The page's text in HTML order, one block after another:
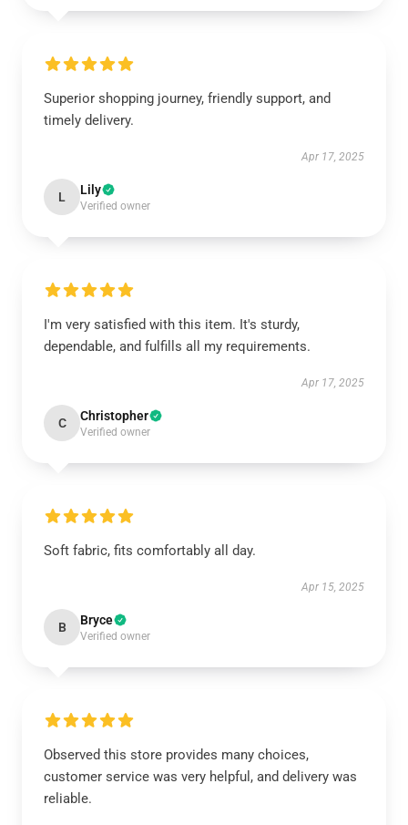
Superior shopping journey, friendly support, and
timely delivery.
Apr 17, 2025
L Lily
Verified owner
I'm very satisfied with this item. It's sturdy,
dependable, and fulfills all my requirements.
Apr 17, 2025
C Christopher
Verified owner
Soft fabric, fits comfortably all day.
Apr 15, 2025
B Bryce
Verified owner
Observed this store provides many choices,
customer service was very helpful, and delivery was
reliable.